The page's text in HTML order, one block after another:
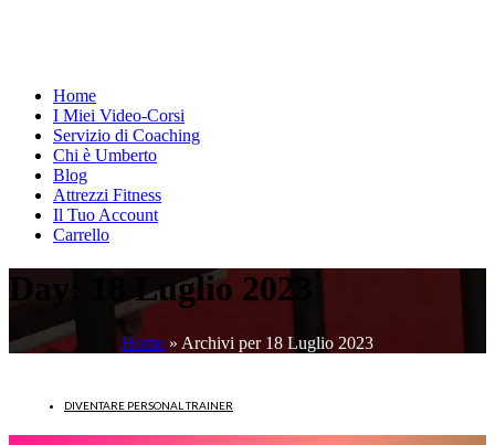
Home
I Miei Video-Corsi
Servizio di Coaching
Chi è Umberto
Blog
Attrezzi Fitness
Il Tuo Account
Carrello
Day: 18 Luglio 2023
Home » Archivi per 18 Luglio 2023
DIVENTARE PERSONAL TRAINER